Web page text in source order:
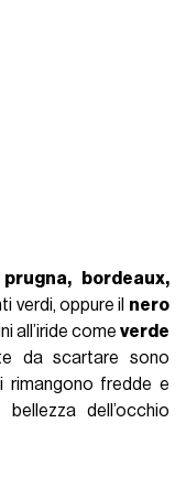
prugna, bordeaux,
verdi, oppure il nero
all’iride come verde
da scartare sono
rimangono fredde e
dell’occhio